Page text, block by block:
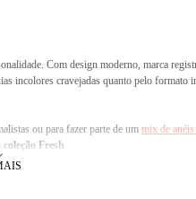
Com design moderno, marca
incolores cravejadas quanto pelo formato
ou para fazer parte de um mix de
coleção Fresh